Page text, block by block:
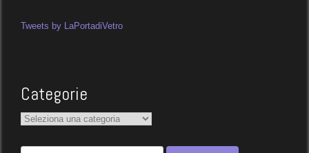
Tweets by LaPortadiVetro
Categorie
Categorie
Ricerca